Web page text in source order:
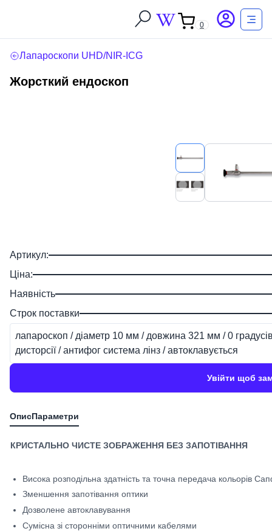
0
Лапароскопи UHD/NIR-ICG
Жорсткий ендоскоп
Артикул:
Ціна:
Наявність
Строк поставки
лапароскоп / діаметр 10 мм / довжина 321 мм / 0
дисторсії / антифог система лінз / автоклавується
Увійти щоб
КРИСТАЛЬНО ЧИСТЕ ЗОБРАЖЕННЯ БЕЗ ЗАПОТІВАННЯ
Висока розподільна здатність та точна передача кольорів
Зменшення запотівання оптики
Дозволене автоклавування
Сумісна зі сторонніми оптичними кабелями